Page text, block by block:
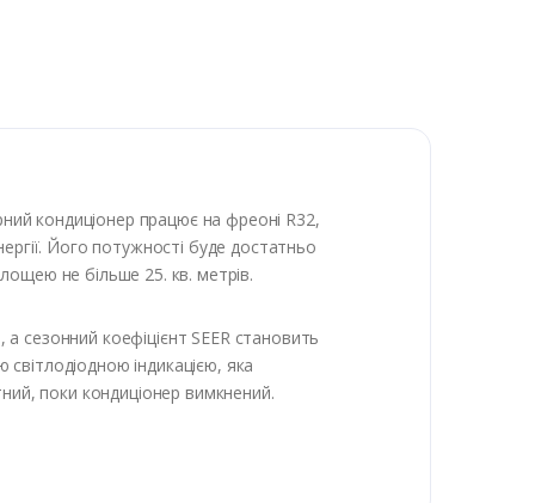
кондиціонер працює на фреоні R32,
Його потужності буде достатньо
не більше 25. кв. метрів.
сезонний коефіцієнт SEER становить
індикацією, яка
поки кондиціонер вимкнений.